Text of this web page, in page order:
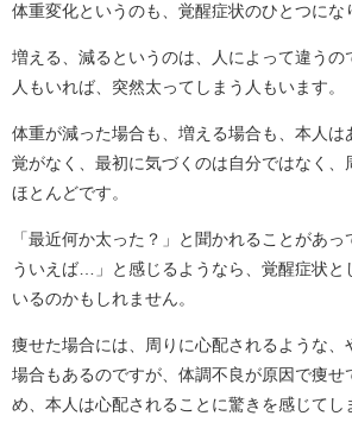
体重変化というのも、覚醒症状のひとつにな
増える、減るというのは、人によって違うの
人もいれば、突然太ってしまう人もいます。
体重が減った場合も、増える場合も、本人は
覚がなく、最初に気づくのは自分ではなく、
ほとんどです。
「最近何か太った？」と聞かれることがあ
ういえば…」と感じるようなら、覚醒症状と
いるのかもしれません。
痩せた場合には、周りに心配されるような、
場合もあるのですが、体調不良が原因で痩せ
め、本人は心配されることに驚きを感じてし